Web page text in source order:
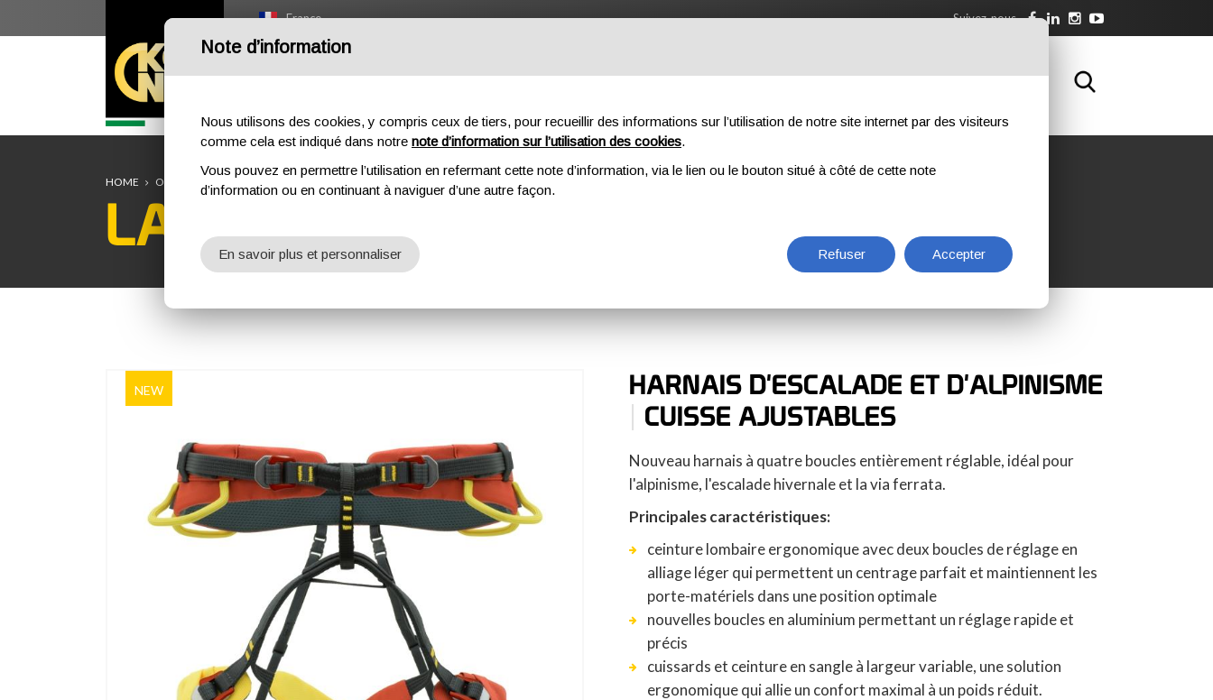
France Suivez-nous
HOME OUTDOOR PROFESSIONNEL COMPOSANTES À PROPOS DE NOUS DOWNLOAD FORMATION CONTACTS
HOME OUTDOOR HARNAIS LARIO 4
LARIO 4
NEW
HARNAIS D'ESCALADE ET D'ALPINISME
| CUISSE AJUSTABLES
Nouveau harnais à quatre boucles entièrement réglable, idéal pour
l'alpinisme, l'escalade hivernale et la via ferrata.
Principales caractéristiques:
ceinture lombaire ergonomique avec deux boucles de réglage en
alliage léger qui permettent un centrage parfait et maintiennent les
porte-matériels dans une position optimale
nouvelles boucles en aluminium permettant un réglage rapide et
précis
cuissards et ceinture en sangle à largeur variable, une solution
ergonomique qui allie un confort maximal à un poids réduit.
Note d’information
Nous utilisons des cookies, y compris ceux de tiers, pour recueillir des informations sur l’utilisation de notre site internet par des visiteurs
comme cela est indiqué dans notre note d’information sur l’utilisation des cookies.
Vous pouvez en permettre l’utilisation en refermant cette note d’information, via le lien ou le bouton situé à côté de cette note
d’information ou en continuant à naviguer d’une autre façon.
Refuser Accepter
En savoir plus et personnaliser